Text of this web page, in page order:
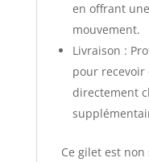
en offrant
mouvement.
Livraison :
pour recevoir
directement
Ce gilet est